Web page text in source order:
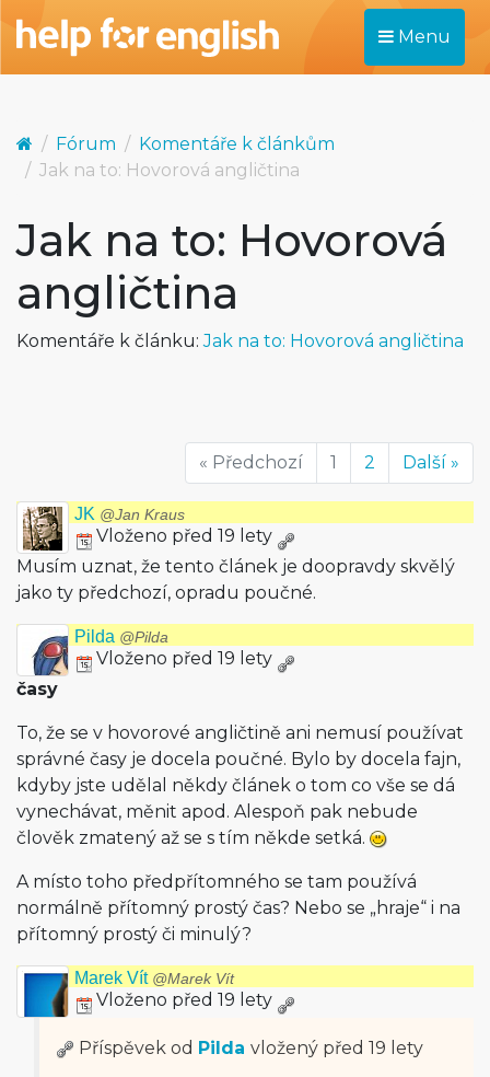
Menu
Fórum
Komentáře k článkům
Jak na to: Hovorová angličtina
Jak na to: Hovorová
angličtina
Komentáře k článku:Jak na to: Hovorová angličtina
« Předchozí 1 2 Další »
JK @Jan Kraus
Vloženo před 19 lety
Musím uznat, že tento článek je doopravdy skvělý
jako ty předchozí, opradu poučné.
Pilda @Pilda
Vloženo před 19 lety
časy
To, že se v hovorové angličtině ani nemusí používat
správné časy je docela poučné. Bylo by docela fajn,
kdyby jste udělal někdy článek o tom co vše se dá
vynechávat, měnit apod. Alespoň pak nebude
člověk zmatený až se s tím někde setká.
A místo toho předpřítomného se tam používá
normálně přítomný prostý čas? Nebo se „hraje“ i na
přítomný prostý či minulý?
Marek Vít @Marek Vít
Vloženo před 19 lety
Příspěvek od Pilda vložený před 19 lety